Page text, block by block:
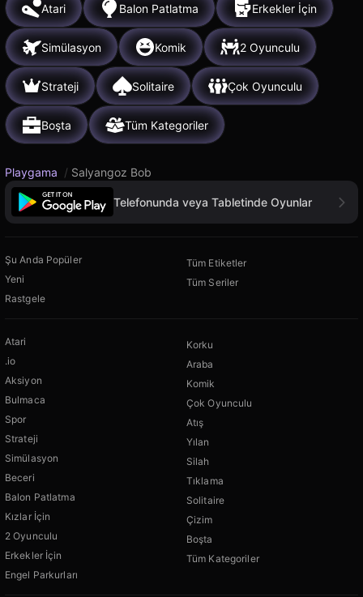
Atari Balon Patlatma Erkekler İçin
Simülasyon Komik 2 Oyunculu
Strateji Solitaire Çok Oyunculu
Boşta Tüm Kategoriler
Playgama / Salyangoz Bob
Telefonunda veya Tabletinde Oyunlar
Şu Anda Popüler
Yeni
Rastgele
Tüm Etiketler
Tüm Seriler
Atari
.io
Aksiyon
Bulmaca
Spor
Strateji
Simülasyon
Beceri
Balon Patlatma
Kızlar İçin
2 Oyunculu
Erkekler İçin
Engel Parkurları
Korku
Araba
Komik
Çok Oyunculu
Atış
Yılan
Silah
Tıklama
Solitaire
Çizim
Boşta
Tüm Kategoriler